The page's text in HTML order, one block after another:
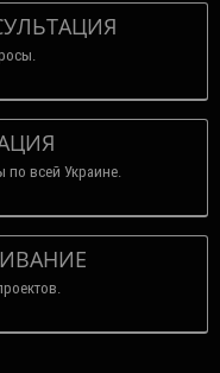
всей Украине.